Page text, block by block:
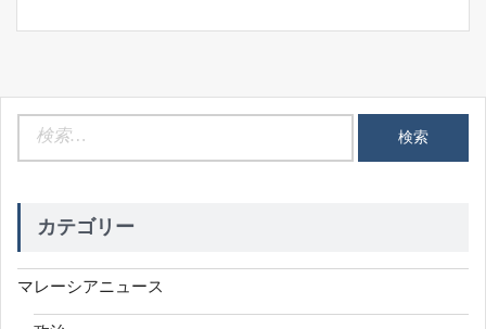
カテゴリー
マレーシアニュース